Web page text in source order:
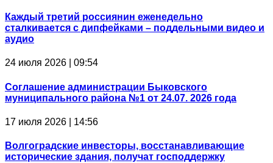
Каждый третий россиянин еженедельно
сталкивается с дипфейками – поддельными видео и
аудио
24 июля 2026 | 09:54
Соглашение администрации Быковского
муниципального района №1 от 24.07. 2026 года
17 июля 2026 | 14:56
Волгоградские инвесторы, восстанавливающие
исторические здания, получат господдержку